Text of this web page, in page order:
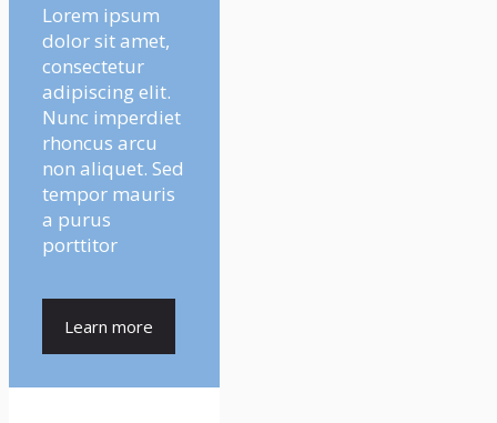
Lorem ipsum
dolor sit amet,
consectetur
adipiscing elit.
Nunc imperdiet
rhoncus arcu
non aliquet. Sed
tempor mauris
a purus
porttitor
Learn more